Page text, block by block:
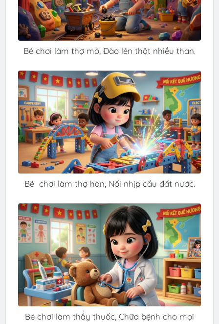
Bé chơi làm thợ mỏ, Đào lên thật nhiều than.
Bé chơi làm thợ hàn, Nối nhịp cầu đất nước.
Bé chơi làm thầy thuốc, Chữa bệnh cho mọi